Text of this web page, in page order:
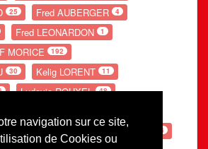
navigation sur ce site,
de Cookies ou
25 Fred AUBERGER 4
Fred LEONARDON 1
MORICE 192
30 Kelig LORENT 11
Ludovic ROUXEL 48
S LEBE Théo POTIER 54